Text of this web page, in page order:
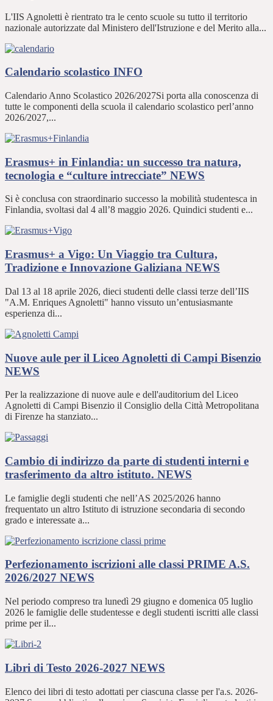
L'IIS Agnoletti è rientrato tra le cento scuole su tutto il territorio
nazionale autorizzate dal Ministero dell'Istruzione e del Merito alla...
Calendario scolastico INFO
Calendario Anno Scolastico 2026/2027Si porta alla conoscenza di
tutte le componenti della scuola il calendario scolastico perl’anno
2026/2027,...
Erasmus+ in Finlandia: un successo tra natura,
tecnologia e “culture intrecciate” NEWS
Si è conclusa con straordinario successo la mobilità studentesca in
Finlandia, svoltasi dal 4 all’8 maggio 2026. Quindici studenti e...
Erasmus+ a Vigo: Un Viaggio tra Cultura,
Tradizione e Innovazione Galiziana NEWS
Dal 13 al 18 aprile 2026, dieci studenti delle classi terze dell’IIS
"A.M. Enriques Agnoletti" hanno vissuto un’entusiasmante
esperienza di...
Nuove aule per il Liceo Agnoletti di Campi Bisenzio
NEWS
Per la realizzazione di nuove aule e dell'auditorium del Liceo
Agnoletti di Campi Bisenzio il Consiglio della Città Metropolitana
di Firenze ha stanziato...
Cambio di indirizzo da parte di studenti interni e
trasferimento da altro istituto. NEWS
Le famiglie degli studenti che nell’AS 2025/2026 hanno
frequentato un altro Istituto di istruzione secondaria di secondo
grado e interessate a...
Perfezionamento iscrizioni alle classi PRIME A.S.
2026/2027 NEWS
Nel periodo compreso tra lunedì 29 giugno e domenica 05 luglio
2026 le famiglie delle studentesse e degli studenti iscritti alle classi
prime per il...
Libri di Testo 2026-2027 NEWS
Elenco dei libri di testo adottati per ciascuna classe per l'a.s. 2026-